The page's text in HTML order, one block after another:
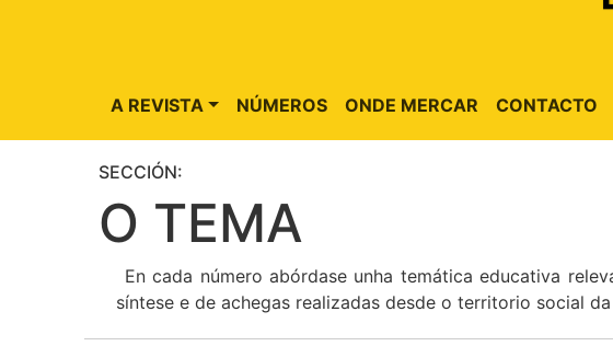
A REVISTA NÚMEROS ONDE MERCAR CONTACTO
SECCIÓN:
O TEMA
En cada número abórdase unha temática educativa
síntese e de achegas realizadas desde o territorio social